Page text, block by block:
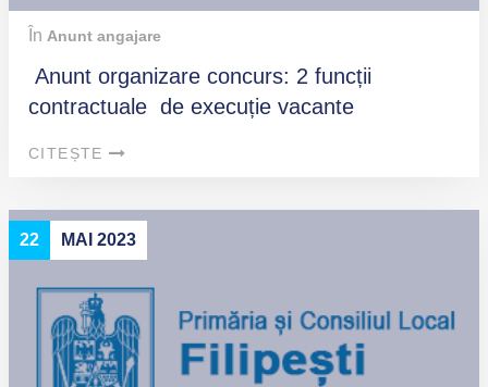
În Anunt angajare
Anunt organizare concurs: 2 funcții
contractuale de execuție vacante
CITEȘTE
22 MAI 2023